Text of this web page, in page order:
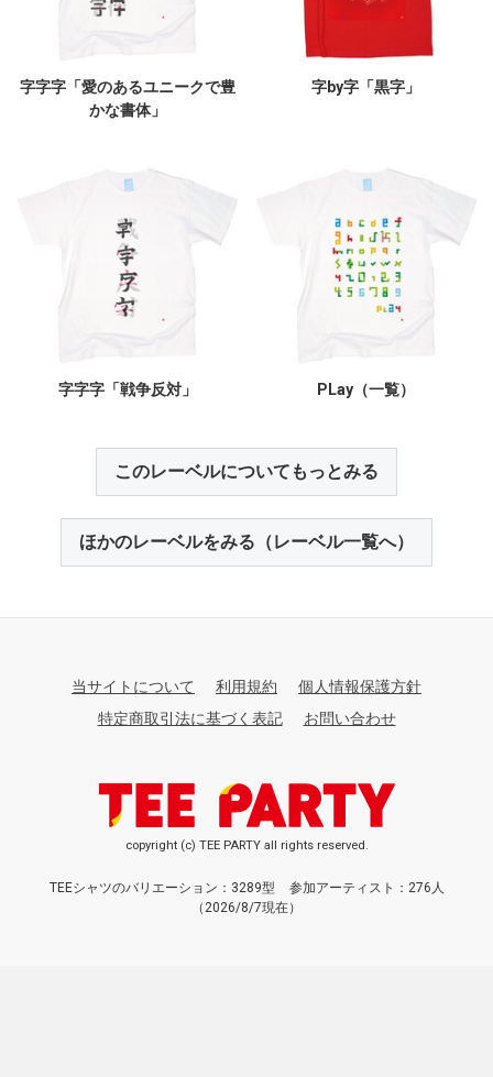
字字字「愛のあるユニークで豊
かな書体」
字by字「黒字」
字字字「戦争反対」 PLay（一覧）
このレーベルについてもっとみる
ほかのレーベルをみる（レーベル一覧へ）
当サイトについて 利用規約
個人情報保護方針
特定商取引法に基づく表記
お問い合わせ
copyright (c) TEE PARTY all rights reserved.
TEEシャツのバリエーション：3289型
参加アーティスト：276人
（2026/8/7現在）